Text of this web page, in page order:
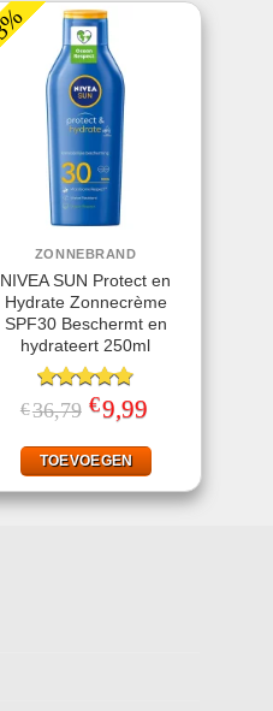
ZONNEBRAND
NIVEA SUN Protect en
Hydrate Zonnecrème
SPF30 Beschermt en
hydrateert 250ml
Gewaardeerd
4.78 uit 5
€36,79 Oorspronkelijke
prijs
€36,79.
€9,99
€9,99.
TOEVOEGEN